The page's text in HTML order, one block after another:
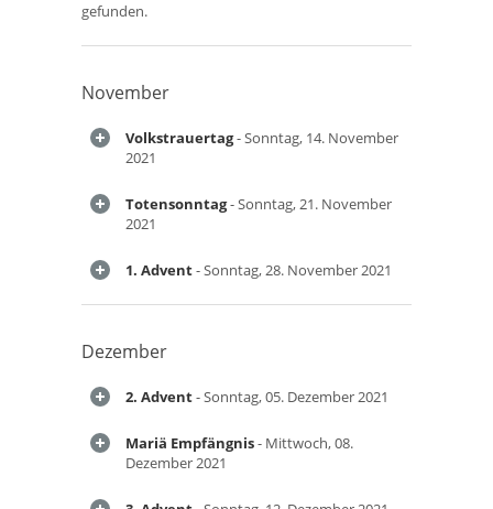
gefunden.
November
Volkstrauertag- Sonntag, 14. November
2021
Totensonntag- Sonntag, 21. November
2021
1. Advent- Sonntag, 28. November 2021
Dezember
2. Advent- Sonntag, 05. Dezember 2021
Mariä Empfängnis- Mittwoch, 08.
Dezember 2021